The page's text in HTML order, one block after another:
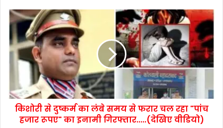
किशोरी से दुष्कर्म का लंबे समय से फरार चल रहा "पांच
हजार रूपए" का इनामी गिरफ्तार.....(देखिए वीडियो)